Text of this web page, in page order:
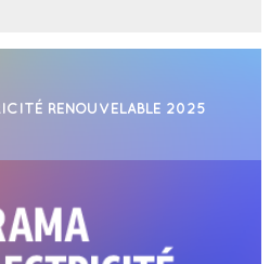
RENOUVELABLE 2025